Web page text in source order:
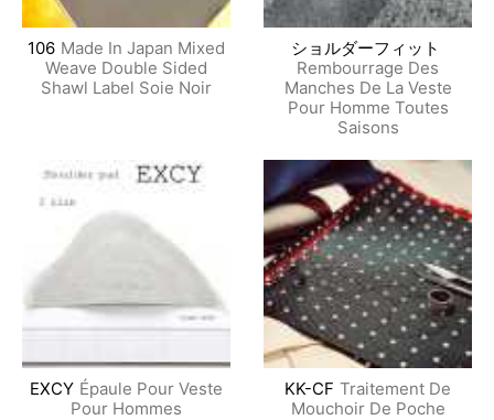
106 Made In Japan Mixed
Weave Double Sided
Shawl Label Soie Noir
ショルダーフィット
Rembourrage Des
Manches De La Veste
Pour Homme Toutes
Saisons
EXCY Épaule Pour Veste
Pour Hommes
KK-CF Traitement De
Mouchoir De Poche